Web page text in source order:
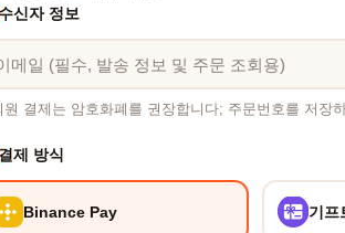
수신자 정보
원 결제는 암호화폐를 권장합니다; 주문번호를 저장
결제 방식
Binance Pay 기프